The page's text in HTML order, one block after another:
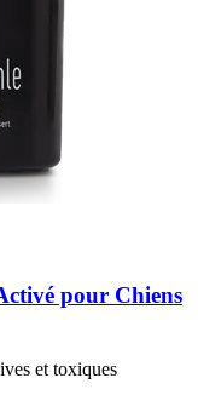
pour Chiens
et toxiques